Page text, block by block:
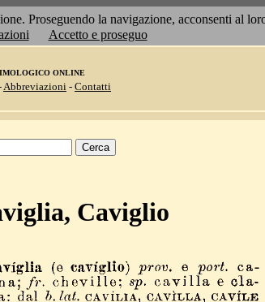
Proseguendo la navigazione, acconsenti al
Accetto e proseguo
ONLINE
Abbreviazioni - Contatti
Caviglio